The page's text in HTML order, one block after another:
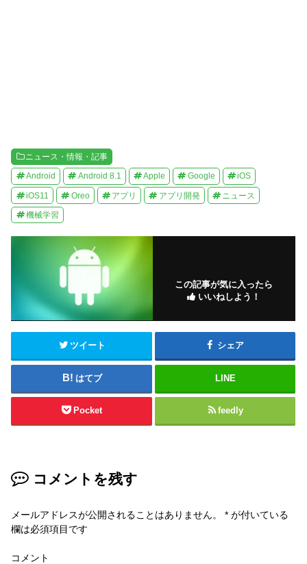
ニュース・情報・記事
Android Android 8.1 Apple Google iOS
iOS11 Oreo アプリ アプリ開発 ニュース
機械学習
この記事が気に入ったら
いいねしよう！
ツイート シェア
はてブ LINE
Pocket feedly
コメントを残す
メールアドレスが公開されることはありません。 * が付いている
欄は必須項目です
コメント